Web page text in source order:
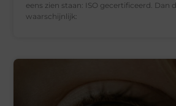
eens zien staan: ISO gecertificeerd. Dan
waarschijnlijk: